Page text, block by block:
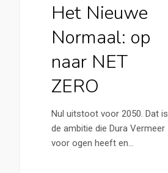
Het Nieuwe
Normaal: op
naar NET
ZERO
Nul uitstoot voor 2050. Dat is
de ambitie die Dura Vermeer
voor ogen heeft en…